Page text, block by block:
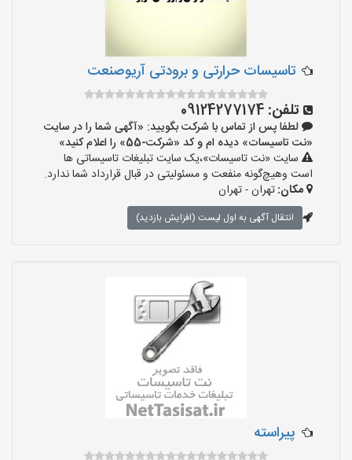
تاسیسات حرارتی و برودتی آریوصنعت
تلفن: 09124277174
لطفا پس از تماس با شرکت بگویید: «آگهی شما را در سایت
«نت تاسیسات» دیده ام و کد «شرکت-55» را اعلام کنید»
سایت «نت تاسیسات»،یک سایت تبلیغات تاسیساتی ها
است وهیچ‌گونه منفعت و مسئولیتی در قبال قرارداد شما ندارد.
مکان:تهران - تهران
انتقال آگهی به اول لیست (افزایش بازدید)
پیراسته